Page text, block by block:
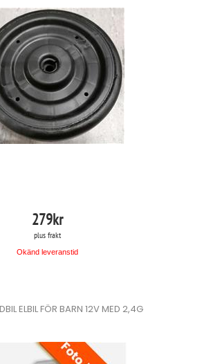
279kr
plus frakt
Okänd leveranstid
ELBIL FÖR BARN 12V MED 2,4G